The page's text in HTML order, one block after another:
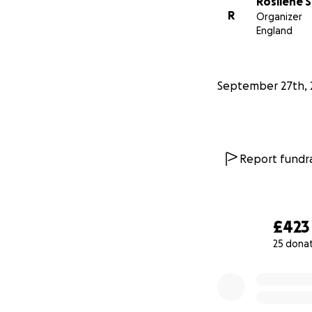
£423
25
R
Organizer
England
September 27th,
Report